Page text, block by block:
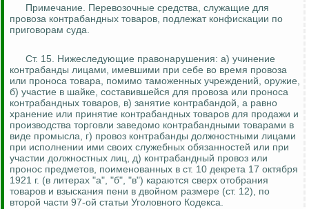
Примечание. Перевозочные средства, служащие для
провоза контрабандных товаров, подлежат конфискации по
приговорам суда.
Ст. 15. Нижеследующие правонарушения: а) учинение
контрабанды лицами, имевшими при себе во время провоза
или проноса товара, помимо таможенных учреждений, оружие,
б) участие в шайке, составившейся для провоза или проноса
контрабандных товаров, в) занятие контрабандой, а равно
хранение или принятие контрабандных товаров для продажи и
производства торговли заведомо контрабандными товарами в
виде промысла, г) провоз контрабанды должностными лицами
при исполнении ими своих служебных обязанностей или при
участии должностных лиц, д) контрабандный провоз или
пронос предметов, поименованных в ст. 10 декрета 17 октября
1921 г. (в литерах "а", "б", "в") караются сверх отобрания
товаров и взыскания пени в двойном размере (ст. 12), по
второй части 97-ой статьи Уголовного Кодекса.